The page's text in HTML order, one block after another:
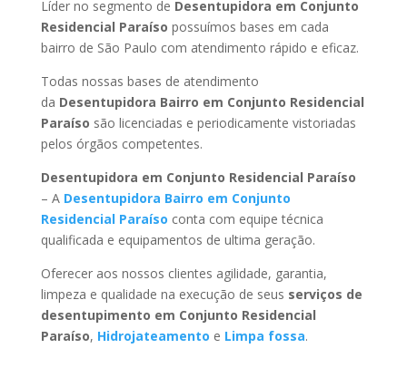
Líder no segmento de Desentupidora em Conjunto
Residencial Paraíso possuímos bases em cada
bairro de São Paulo com atendimento rápido e eficaz.
Todas nossas bases de atendimento
da Desentupidora Bairro em Conjunto Residencial
Paraíso são licenciadas e periodicamente vistoriadas
pelos órgãos competentes.
Desentupidora em Conjunto Residencial Paraíso
– A Desentupidora Bairro em Conjunto
Residencial Paraíso conta com equipe técnica
qualificada e equipamentos de ultima geração.
Oferecer aos nossos clientes agilidade, garantia,
limpeza e qualidade na execução de seus serviços de
desentupimento em Conjunto Residencial
Paraíso, Hidrojateamento e Limpa fossa.